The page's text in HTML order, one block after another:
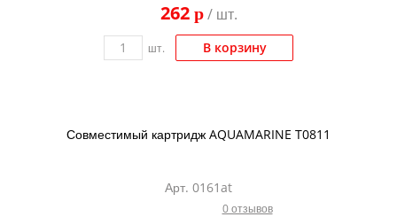
262 p/ шт.
шт. В корзину
Совместимый картридж AQUAMARINE T0811
Арт. 0161at
0 отзывов